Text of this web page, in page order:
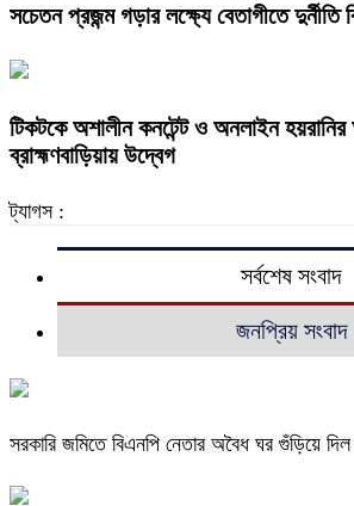
সচেতন প্রজন্ম গড়ার লক্ষ্যে বেতাগীতে দুর্নীতি
টিকটকে অশালীন কনটেন্ট ও অনলাইন
ব্রাহ্মণবাড়িয়ায় উদ্বেগ
ট্যাগস :
সর্বশেষ সংবাদ
জনপ্রিয় সংবাদ
সরকারি জমিতে বিএনপি নেতার অবৈধ ঘর গুঁড়িয়ে